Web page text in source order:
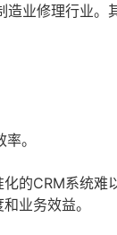
业修理行业。
。
的CRM系统难
业务效益。